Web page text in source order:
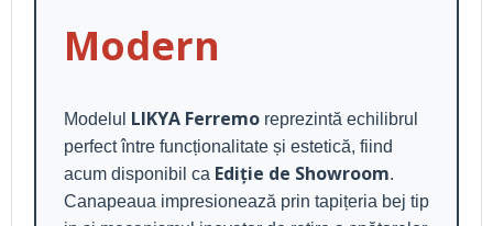
Modern
Modelul LIKYA Ferremo reprezintă echilibrul
perfect între funcționalitate și estetică, fiind
acum disponibil ca Ediție de Showroom.
Canapeaua impresionează prin tapițeria bej tip